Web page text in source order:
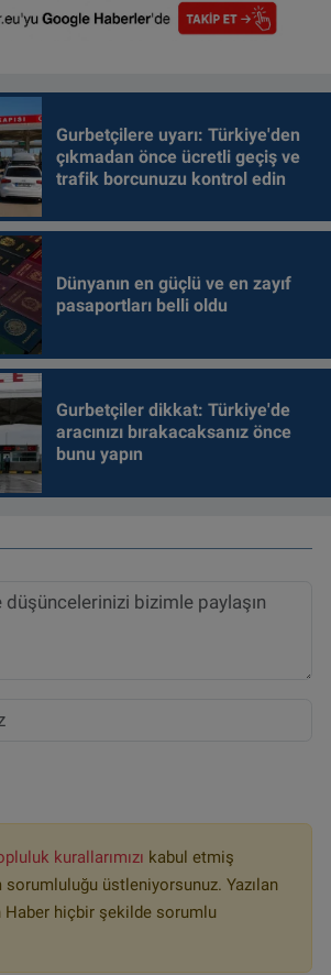
Gurbetçilere uyarı: Türkiye'den
çıkmadan önce ücretli geçiş ve
trafik borcunuzu kontrol edin
Dünyanın en güçlü ve en zayıf
pasaportları belli oldu
Gurbetçiler dikkat: Türkiye'de
aracınızı bırakacaksanız önce
bunu yapın
kurallarımızı kabul etmiş
sorumluluğu üstleniyorsunuz. Yazılan
Haber hiçbir şekilde sorumlu